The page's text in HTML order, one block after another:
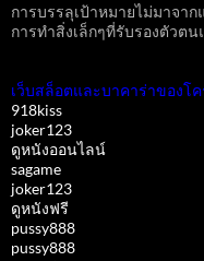
การบรรลุเป้าหมายไม่มาจา
การทำสิ่งเล็กๆที่รับรองตัวต
เว็บสล็อตและบาคาร่าของโ
918kiss
joker123
ดูหนังออนไลน์
sagame
joker123
ดูหนังฟรี
pussy888
pussy888